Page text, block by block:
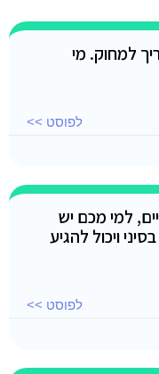
למחוק. מי
לפוסט >>
למי מכם יש
ויכול להגיע
לפוסט >>